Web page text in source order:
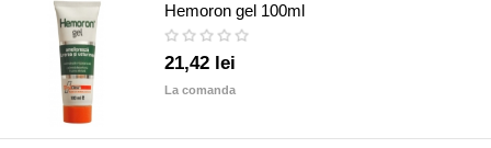
Hemoron gel 100ml
21,42 lei
La comanda